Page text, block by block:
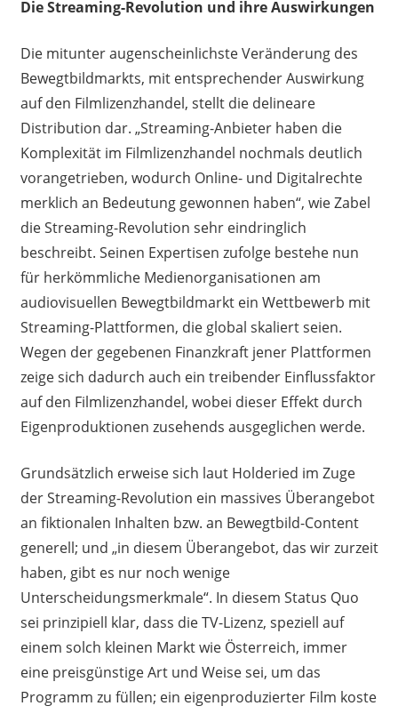
Die Streaming-Revolution und ihre Auswirkungen
Die mitunter augenscheinlichste Veränderung des
Bewegtbildmarkts, mit entsprechender Auswirkung
auf den Filmlizenzhandel, stellt die delineare
Distribution dar. „Streaming-Anbieter haben die
Komplexität im Filmlizenzhandel nochmals deutlich
vorangetrieben, wodurch Online- und Digitalrechte
merklich an Bedeutung gewonnen haben“, wie Zabel
die Streaming-Revolution sehr eindringlich
beschreibt. Seinen Expertisen zufolge bestehe nun
für herkömmliche Medienorganisationen am
audiovisuellen Bewegtbildmarkt ein Wettbewerb mit
Streaming-Plattformen, die global skaliert seien.
Wegen der gegebenen Finanzkraft jener Plattformen
zeige sich dadurch auch ein treibender Einflussfaktor
auf den Filmlizenzhandel, wobei dieser Effekt durch
Eigenproduktionen zusehends ausgeglichen werde.
Grundsätzlich erweise sich laut Holderied im Zuge
der Streaming-Revolution ein massives Überangebot
an fiktionalen Inhalten bzw. an Bewegtbild-Content
generell; und „in diesem Überangebot, das wir zurzeit
haben, gibt es nur noch wenige
Unterscheidungsmerkmale“. In diesem Status Quo
sei prinzipiell klar, dass die TV-Lizenz, speziell auf
einem solch kleinen Markt wie Österreich, immer
eine preisgünstige Art und Weise sei, um das
Programm zu füllen; ein eigenproduzierter Film koste